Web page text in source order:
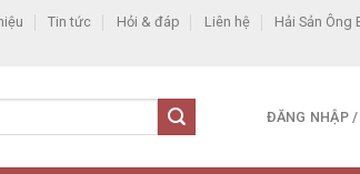
Tin tức Hỏi & đáp Liên hệ Hải Sản Ông
ĐĂNG NHẬP